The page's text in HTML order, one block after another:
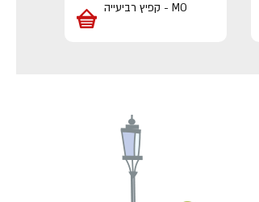
MO - קפיץ רביעייה